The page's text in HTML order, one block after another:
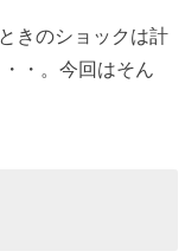
きのショックは計
・。今回はそん